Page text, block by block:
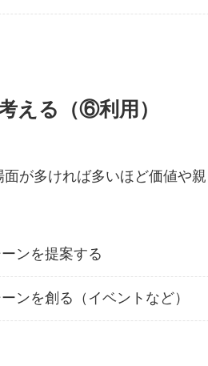
える（⑥利用）
が多ければ多いほど価値や
ンを提案する
ンを創る（イベントなど）